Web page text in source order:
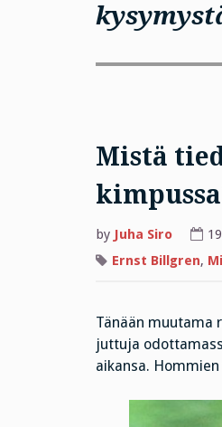
Mistä
by Juha Siro
Ernst Billgren,
Tänään muutama
juttuja
aikansa.